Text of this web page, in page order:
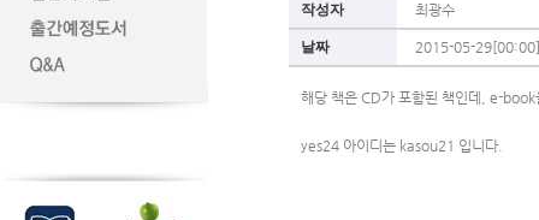
작성자 최광수
날짜 2015-05-29[00:00]
해당 책은 CD가 포함된 책인데, e-
yes24 아이디는 kasou21 입니다.